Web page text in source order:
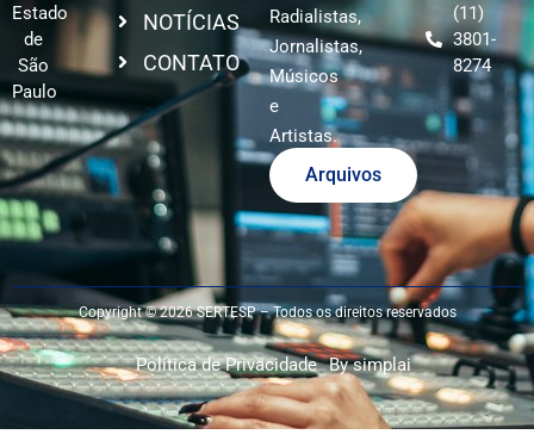
Estado
de
São
Paulo
NOTÍCIAS
CONTATO
Radialistas,
Jornalistas,
Músicos
e
Artistas.
Arquivos
(11)
3801-
8274
Copyright © 2026 SERTESP – Todos os direitos reservados
Política de Privacidade By simplai